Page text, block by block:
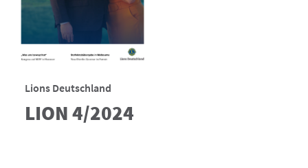
Lions Deutschland
LION 4/2024